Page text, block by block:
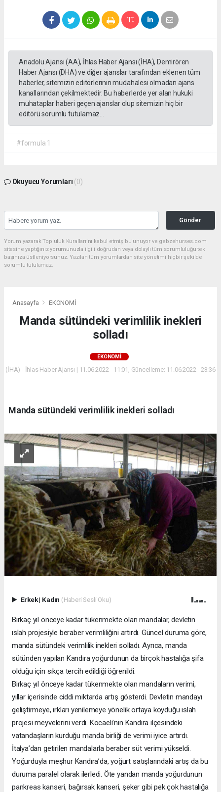
Anadolu Ajansı (AA), İhlas Haber Ajansı (İHA), Demirören
Haber Ajansı (DHA) ve diğer ajanslar tarafından eklenen tüm
haberler, sitemizin editörlerinin müdahalesi olmadan ajans
kanallarından çekilmektedir. Bu haberlerde yer alan hukuki
muhataplar haberi geçen ajanslar olup sitemizin hiç bir
editörü sorumlu tutulamaz...
#formula 1
Okuyucu Yorumları (0)
Gönder
Yorum yazarak Topluluk Kuralları’nı kabul etmiş bulunuyor ve gebzehurses.com
sitesine yaptığınız yorumunuzla ilgili doğrudan veya dolaylı tüm sorumluluğu tek
başınıza üstleniyorsunuz. Yazılan tüm yorumlardan site yönetimi hiçbir şekilde
sorumlu tutulamaz.
Anasayfa EKONOMİ
Manda sütündeki verimlilik inekleri
solladı
EKONOMİ
(İHA) - İhlas Haber Ajansı | 11.06.2022 - 11:01, Güncelleme: 11.06.2022 - 23:36
Manda sütündeki verimlilik inekleri solladı
Erkek| Kadın (Haberi Sesli Oku)
Birkaç yıl önceye kadar tükenmekte olan mandalar, devletin
ıslah projesiyle beraber verimliliğini artırdı. Güncel duruma göre,
manda sütündeki verimlilik inekleri solladı. Ayrıca, manda
sütünden yapılan Kandıra yoğurdunun da birçok hastalığa şifa
olduğu için sıkça tercih edildiği öğrenildi.
Birkaç yıl önceye kadar tükenmekte olan mandaların verimi,
yıllar içerisinde ciddi miktarda artış gösterdi. Devletin mandayı
geliştirmeye, ırkları yenilemeye yönelik ortaya koyduğu ıslah
projesi meyvelerini verdi. Kocaeli’nin Kandıra ilçesindeki
vatandaşların kurduğu manda birliği de verimi iyice artırdı.
İtalya’dan getirilen mandalarla beraber süt verimi yükseldi.
Yoğurduyla meşhur Kandıra’da, yoğurt satışlarındaki artış da bu
duruma paralel olarak ilerledi. Öte yandan manda yoğurdunun
pankreas kanseri, bağırsak kanseri, şeker gibi pek çok hastalığa